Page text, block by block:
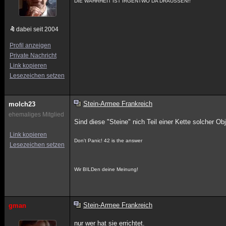
dabei seit 2004
Profil anzeigen
Private Nachricht
Link kopieren
Lesezeichen setzen
molch23
ehemaliges Mitglied
Link kopieren
Lesezeichen setzen
Stein-Armee Frankreich
Sind diese "Steine" nich Teil einer Kette solcher
Don't Panic! 42 is the answer
Wir BILDen deine Meinung!
gman Stein-Armee Frankreich
nur wer hat sie errichtet.